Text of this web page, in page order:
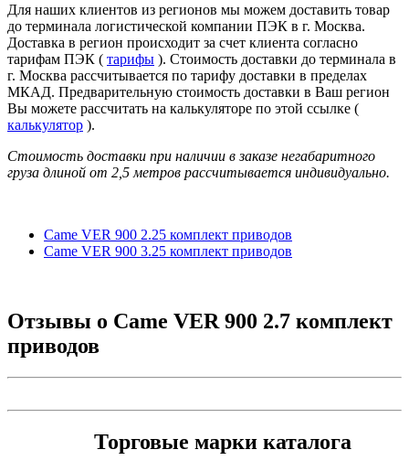
Для наших клиентов из регионов мы можем доставить товар
до терминала логистической компании ПЭК в г. Москва.
Доставка в регион происходит за счет клиента согласно
тарифам ПЭК ( тарифы ). Стоимость доставки до терминала в
г. Москва рассчитывается по тарифу доставки в пределах
МКАД. Предварительную стоимость доставки в Ваш регион
Вы можете рассчитать на калькуляторе по этой ссылке (
калькулятор ).
Стоимость доставки при наличии в заказе негабаритного
груза длиной от 2,5 метров рассчитывается индивидуально.
Came VER 900 2.25 комплект приводов
Came VER 900 3.25 комплект приводов
Отзывы о Came VER 900 2.7 комплект
приводов
Торговые марки каталога